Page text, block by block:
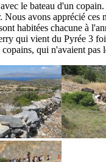
le bateau d'un
avons apprécié
habitées chacune à
qui vient du Pyrée 3
qui n'avaient